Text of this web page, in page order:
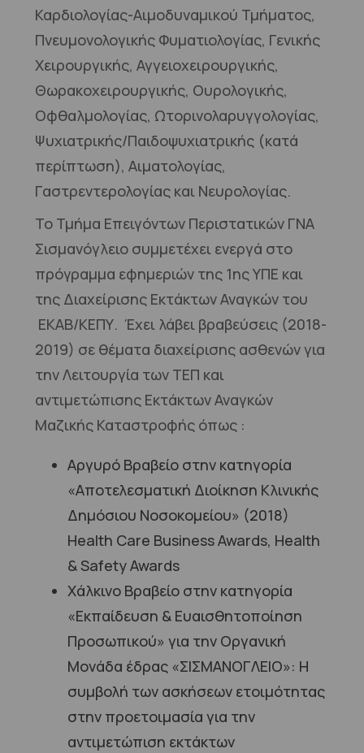
Καρδιολογίας-Αιμοδυναμικού Τμήματος,
Πνευμονολογικής Φυματιολογίας, Γενικής
Χειρουργικής, Αγγειοχειρουργικής,
Θωρακοχειρουργικής, Ουρολογικής,
Οφθαλμολογίας, Ωτορινολαρυγγολογίας,
Ψυχιατρικής/Παιδοψυχιατρικής (κατά
περίπτωση), Αιματολογίας,
Γαστρεντερολογίας και Νευρολογίας.
Το Τμήμα Επειγόντων Περιστατικών ΓΝΑ
Σισμανόγλειο συμμετέχει ενεργά στο
πρόγραμμα εφημεριών της 1ης ΥΠΕ και
της Διαχείρισης Εκτάκτων Αναγκών του
ΕΚΑΒ/ΚΕΠΥ. Έχει λάβει βραβεύσεις (2018-
2019) σε θέματα διαχείρισης ασθενών για
την Λειτουργία των ΤΕΠ και
αντιμετώπισης Εκτάκτων Αναγκών
Μαζικής Καταστροφής όπως :
Αργυρό Βραβείο στην κατηγορία
«Αποτελεσματική Διοίκηση Κλινικής
Δημόσιου Νοσοκομείου» (2018)
Health Care Business Awards, Health
& Safety Awards
Χάλκινο Βραβείο στην κατηγορία
«Εκπαίδευση & Ευαισθητοποίηση
Προσωπικού» για την Οργανική
Μονάδα έδρας «ΣΙΣΜΑΝΟΓΛΕΙΟ»: Η
συμβολή των ασκήσεων ετοιμότητας
στην προετοιμασία για την
αντιμετώπιση εκτάκτων